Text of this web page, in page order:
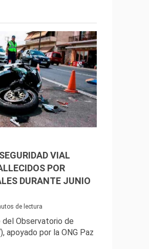
VIAL
POR
DURANTE JUNIO
de lectura
Observatorio de
apoyado por la ONG Paz